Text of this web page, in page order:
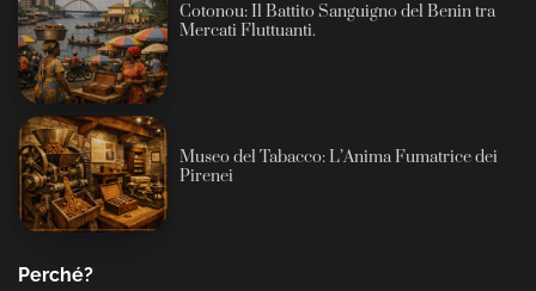
Cotonou: Il Battito Sanguigno del Benin tra
Mercati Fluttuanti.
Museo del Tabacco: L’Anima Fumatrice dei
Pirenei
Perché?